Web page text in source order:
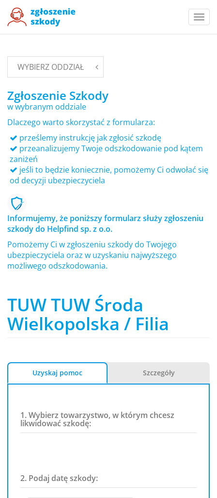
WYBIERZ ODDZIAŁ
Zgłoszenie Szkody
w wybranym oddziale
Dlaczego warto skorzystać z formularza:
prześlemy instrukcję jak zgłosić szkodę
przeanalizujemy Twoje odszkodowanie pod kątem
zaniżeń
jeśli to będzie koniecznie, pomożemy Ci odwołać się
od decyzji ubezpieczyciela
Informujemy, że poniższy formularz służy zgłoszeniu
szkody do Helpfind sp. z o.o.
Pomożemy Ci w zgłoszeniu szkody do Twojego
ubezpieczyciela oraz w uzyskaniu najwyższego
możliwego odszkodowania.
TUW TUW Środa
Wielkopolska / Filia
Uzyskaj pomoc Szczegóły
1. Wybierz towarzystwo, w którym chcesz
likwidować szkodę:
2. Podaj datę szkody: